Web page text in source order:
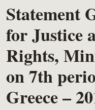
Statement
for Justice
Rights,
on 7th
Greece –